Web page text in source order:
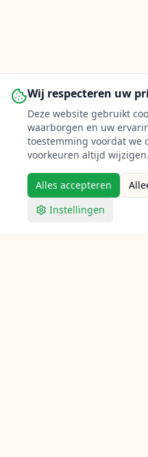
Wij respecteren uw
Deze website gebruikt
waarborgen en uw
toestemming voordat we
voorkeuren altijd wijzigen.
Alles accepteren
Instellingen